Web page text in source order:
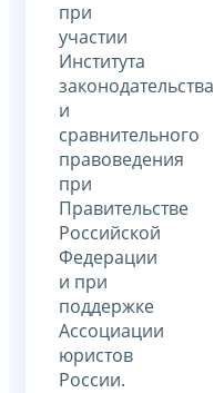
при
участии
Института
законодательства
и
сравнительного
правоведения
при
Правительстве
Российской
Федерации
и при
поддержке
Ассоциации
юристов
России.